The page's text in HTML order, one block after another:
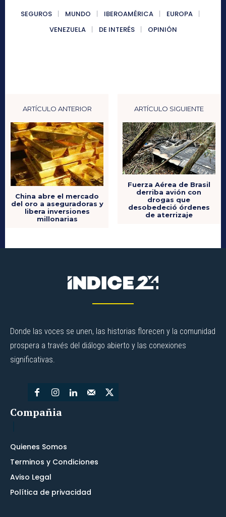
SEGUROS MUNDO IBEROAMÉRICA
EUROPA
VENEZUELA
DE INTERÉS OPINIÓN
ARTÍCULO ANTERIOR
China abre el mercado
del oro a aseguradoras y
libera inversiones
millonarias
ARTÍCULO SIGUIENTE
Fuerza Aérea de Brasil
derriba avión con
drogas que
desobedeció órdenes
de aterrizaje
Donde las voces se unen, las historias florecen y la comunidad
prospera a través del diálogo abierto y las conexiones
significativas.
Compañia
Quienes Somos
Terminos y Condiciones
Aviso Legal
Política de privacidad